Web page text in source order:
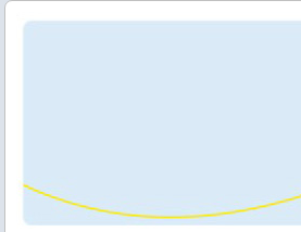
Medien und